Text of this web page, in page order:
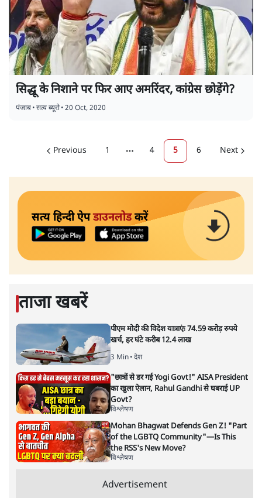
सिद्धू के निशाने पर फिर आए अमरिंदर, कांग्रेस छोड़ेंगे?
पंजाब•सत्य ब्यूरो•20 Oct, 2020
Previous 1 More pages
4 5 6 Next
सत्य हिन्दी ऐपडाउनलोडकरें
ताजा खबरें
पीएम मोदी की विदेश यात्राएंः 74.59 करोड़ रुपये
खर्च, हर घंटे करीब 12.4 लाख
3 Min• देश
"छात्रों से डर गई Yogi Govt!" AISA President
का खुला ऐलान, Rahul Gandhi से घबराई UP
Govt?
विश्लेषण
Mohan Bhagwat Defends Gen Z! "Part
of the LGBTQ Community"—Is This
the RSS's New Move?
विश्लेषण
Advertisement